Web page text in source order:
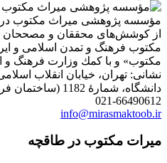
از كوشش‌های محققان و مصححان و
مكتوب فرهنگ و تمدن اسلامی و
مكتوب» و با كمك وزارت فرهنگ و
نشانی: تهران، خیابان انقلاب
دانشگاه، شمارۀ 1182 (ساختمان فروردین)، طبقۀ دوم
021-66490612
info@mirasmaktoob.ir
میرات مکتوب در طاقچه